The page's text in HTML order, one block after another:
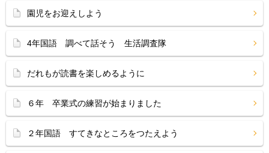
園児をお迎えしよう
4年国語 調べて話そう 生活調査隊
だれもが読書を楽しめるように
６年 卒業式の練習が始まりました
２年国語 すてきなところをつたえよう